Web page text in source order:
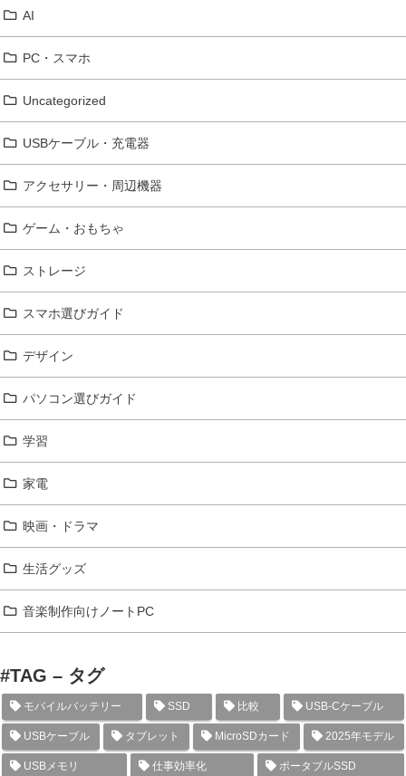
AI
PC・スマホ
Uncategorized
USBケーブル・充電器
アクセサリー・周辺機器
ゲーム・おもちゃ
ストレージ
スマホ選びガイド
デザイン
パソコン選びガイド
学習
家電
映画・ドラマ
生活グッズ
音楽制作向けノートPC
#TAG – タグ
モバイルバッテリー SSD 比較 USB-Cケーブル
USBケーブル タブレット MicroSDカード 2025年モデル
USBメモリ 仕事効率化 ポータブルSSD